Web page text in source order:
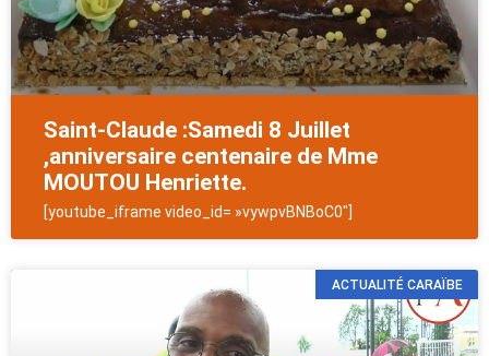
Saint-Claude :Samedi 8 Juillet
,anniversaire centenaire de Mme
MOUTOU Henriette.
[youtube_iframe video_id= »vywpvBNBoC0″]
ACTUALITÉ CARAÏBE